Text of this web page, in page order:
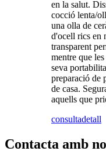
en la salut.
cocció lenta/
una olla de
d'ocell rics en
transparent
mentre que
seva
preparació de
de casa.
aquells que
consultadetall
Contacta amb